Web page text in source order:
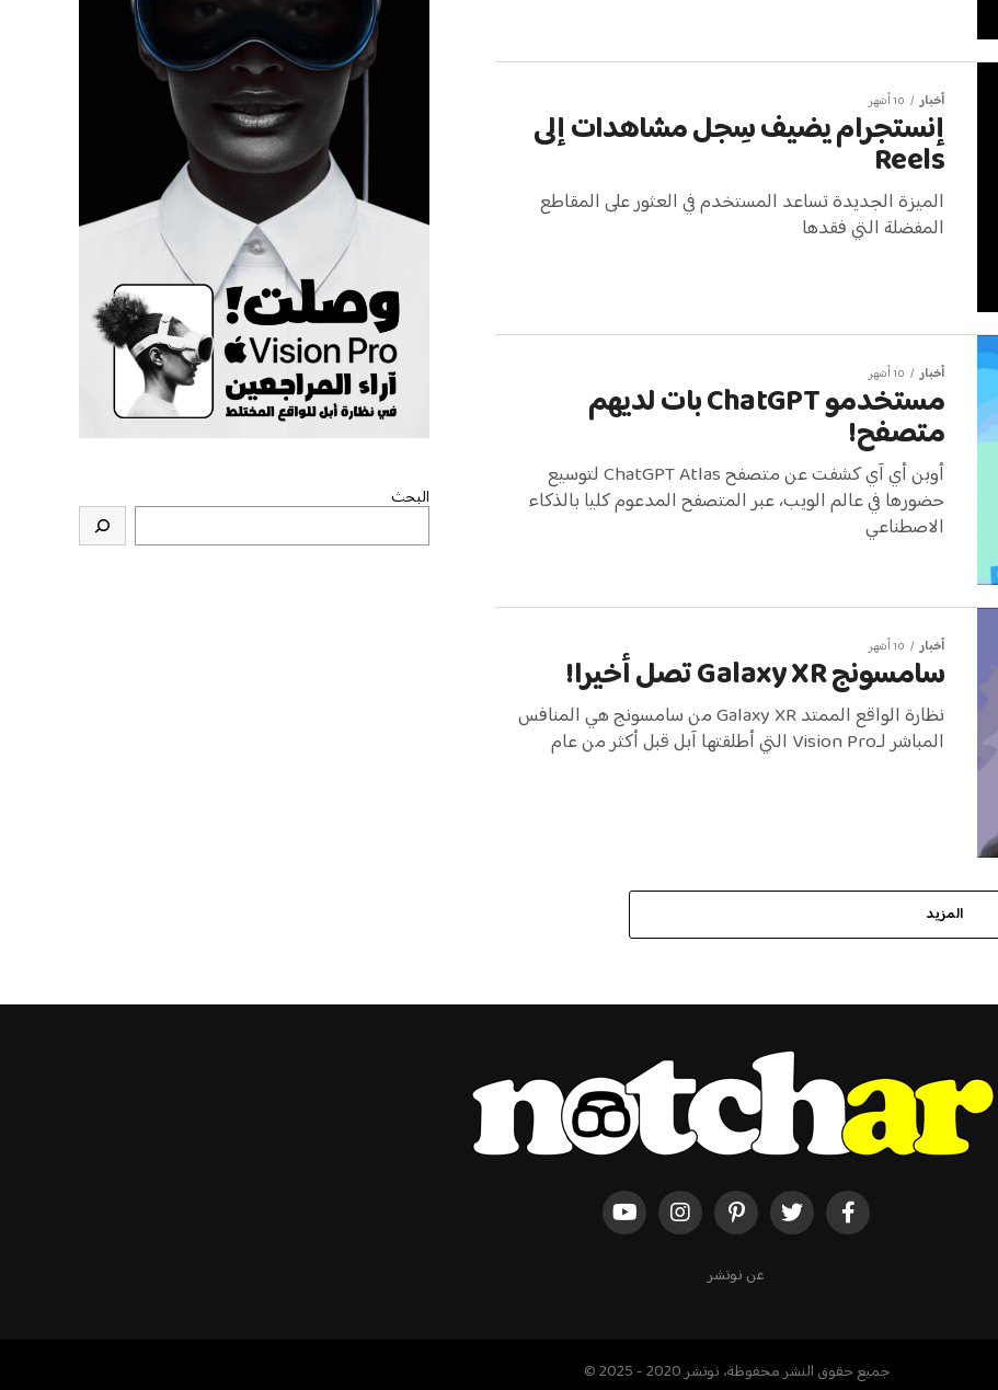
أخبار 10 أشهر
إنستجرام يضيف سِجل مشاهدات إلى
Reels
الميزة الجديدة تساعد المستخدم في العثور على المقاطع
المفضلة التي فقدها
أخبار 10 أشهر
مستخدمو ChatGPT بات لديهم
متصفح!
أوبن أي آي كشفت عن متصفح ChatGPT Atlas لتوسيع
حضورها في عالم الويب، عبر المتصفح المدعوم كليا بالذكاء
الاصطناعي
أخبار 10 أشهر
سامسونج Galaxy XR تصل أخيرا!
نظارة الواقع الممتد Galaxy XR من سامسونج هي المنافس
المباشر لـVision Pro التي أطلقتها آبل قبل أكثر من عام
المزيد
البحث
عن نوتشر
جميع حقوق النشر محفوظة، نوتشر 2020 - 2025 ©